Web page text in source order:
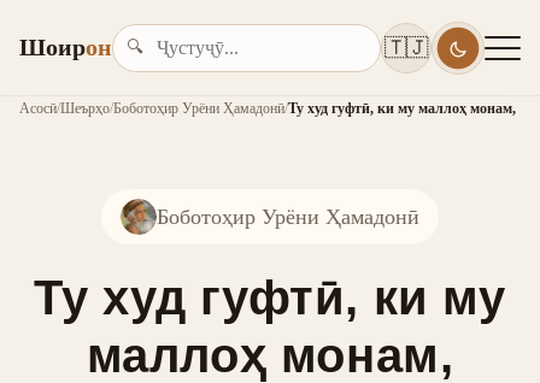
Шоирон 🔍 🇹🇯
Асосӣ/Шеърҳо/Боботоҳир Урёни Ҳамадонӣ/Ту худ гуфтӣ, ки му маллоҳ монам,
Боботоҳир Урёни Ҳамадонӣ
Ту худ гуфтӣ, ки му
маллоҳ монам,